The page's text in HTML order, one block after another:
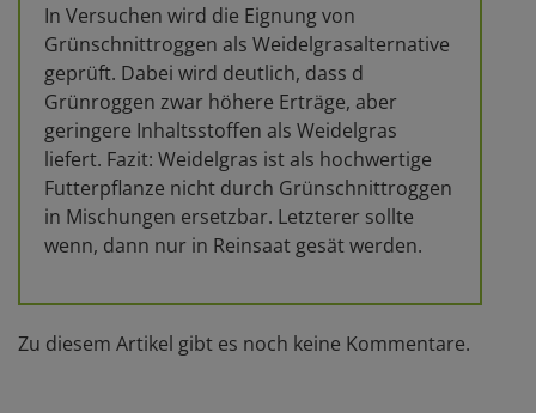
In Versuchen wird die Eignung von
Grünschnittroggen als Weidelgrasalternative
geprüft. Dabei wird deutlich, dass d
Grünroggen zwar höhere Erträge, aber
geringere Inhaltsstoffen als Weidelgras
liefert. Fazit: Weidelgras ist als hochwertige
Futterpflanze nicht durch Grünschnittroggen
in Mischungen ersetzbar. Letzterer sollte
wenn, dann nur in Reinsaat gesät werden.
Zu diesem Artikel gibt es noch keine Kommentare.